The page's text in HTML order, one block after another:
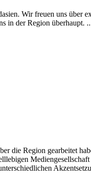
Wir freuen uns über
in der Region überhaupt.
die Region gearbeitet
Mediengesellschaft